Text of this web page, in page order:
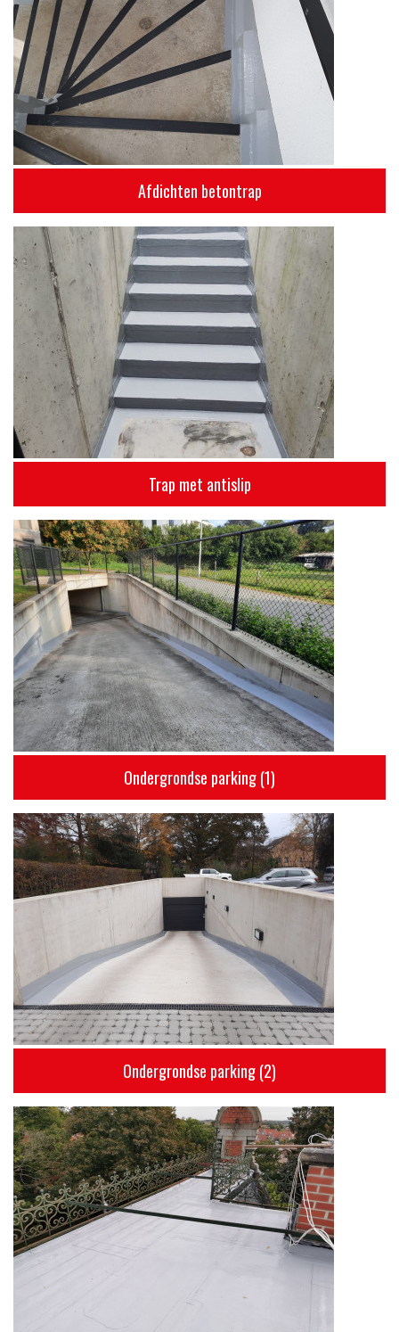
Afdichten betontrap
Trap met antislip
Ondergrondse parking (1)
Ondergrondse parking (2)